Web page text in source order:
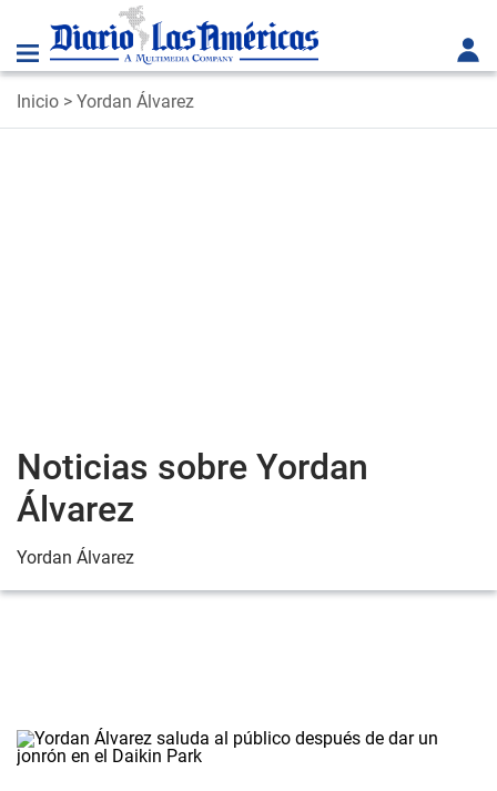
Inicio > Yordan Álvarez
Noticias sobre Yordan
Álvarez
Yordan Álvarez